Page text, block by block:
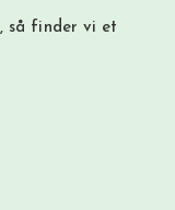
så finder vi et